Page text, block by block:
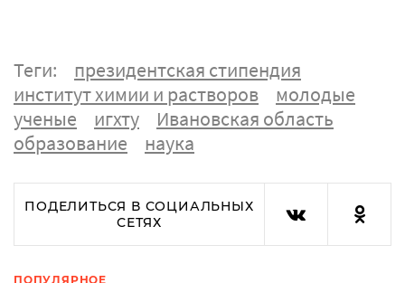
Теги:
президентская стипендия
институт химии и растворов
молодые
ученые
игхту
Ивановская область
образование
наука
ПОДЕЛИТЬСЯ В СОЦИАЛЬНЫХ
СЕТЯХ
ПОПУЛЯРНОЕ